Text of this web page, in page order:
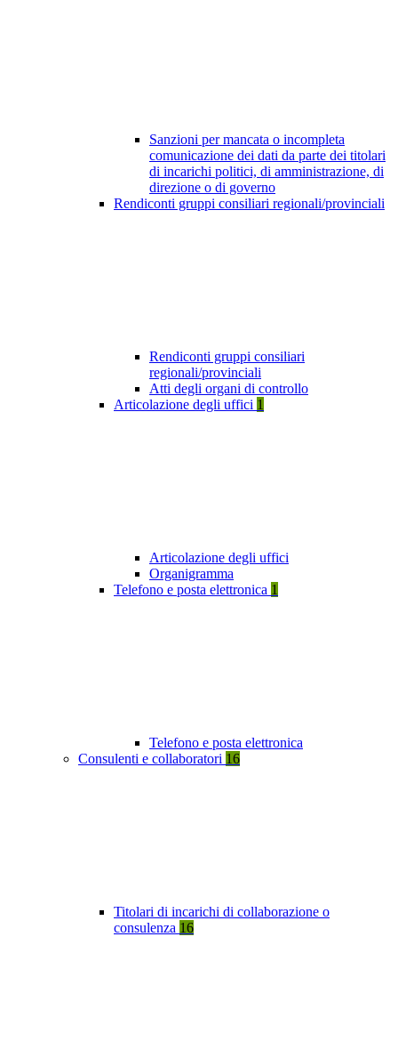
Sanzioni per mancata o incompleta
comunicazione dei dati da parte dei titolari
di incarichi politici, di amministrazione, di
direzione o di governo
Rendiconti gruppi consiliari regionali/provinciali
Rendiconti gruppi consiliari
regionali/provinciali
Atti degli organi di controllo
Articolazione degli uffici 1
Articolazione degli uffici
Organigramma
Telefono e posta elettronica 1
Telefono e posta elettronica
Consulenti e collaboratori 16
Titolari di incarichi di collaborazione o
consulenza 16